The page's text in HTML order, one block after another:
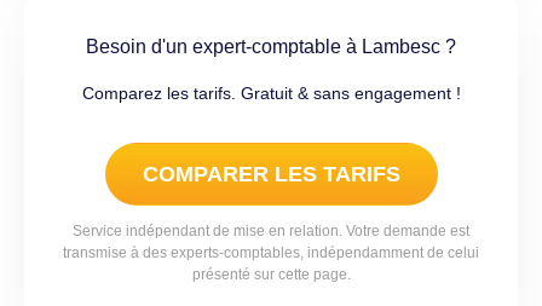
Besoin d'un expert-comptable à Lambesc ?
Comparez les tarifs. Gratuit & sans engagement !
COMPARER LES TARIFS
Service indépendant de mise en relation. Votre demande est
transmise à des experts-comptables, indépendamment de celui
présenté sur cette page.